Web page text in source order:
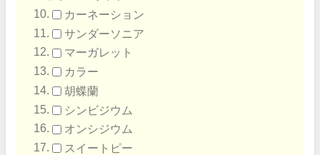
カーネーション
サンダーソニア
マーガレット
カラー
胡蝶蘭
シンビジウム
オンシジウム
スイートピー